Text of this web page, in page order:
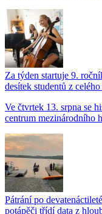
Za týden startuje 9.
desítek studentů z
Ve čtvrtek 13. srpna se
centrum mezinárodního
Pátrání po
potápěči třídí data z